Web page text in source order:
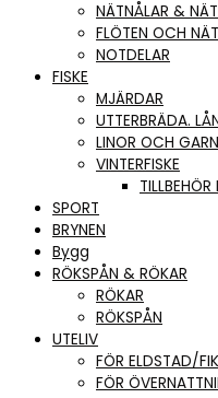
NÄTNÅLAR &
FLÖTEN OCH
NOTDELAR
FISKE
MJÄRDAR
UTTERBRÄDA.
LINOR OCH GARN
VINTERFISKE
SPORT
BRYNEN
Bygg
RÖKSPÅN & RÖKAR
RÖKAR
RÖKSPÅN
UTELIV
FÖR ELDSTAD/
FÖR